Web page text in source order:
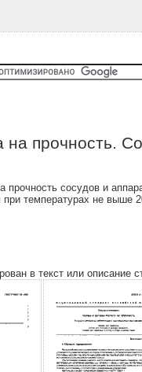
прочность.
сосудов и
при температурах не
в текст или описание